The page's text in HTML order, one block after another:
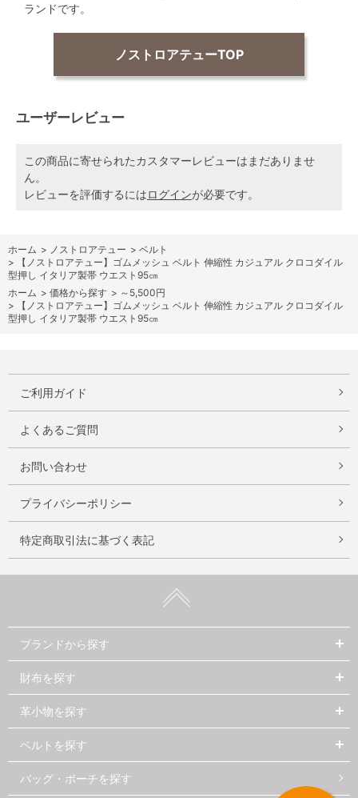
ランドです。
ノストロアテューTOP
ユーザーレビュー
この商品に寄せられたカスタマーレビューはまだありませ
ん。
レビューを評価するにはログインが必要です。
ホーム > ノストロアテュー > ベルト
>
【ノストロアテュー】ゴムメッシュ ベルト 伸縮性 カジュアル クロコダイル
型押し イタリア製帯 ウエスト95㎝
ホーム > 価格から探す > ～5,500円
>
【ノストロアテュー】ゴムメッシュ ベルト 伸縮性 カジュアル クロコダイル
型押し イタリア製帯 ウエスト95㎝
ご利用ガイド
よくあるご質問
お問い合わせ
プライバシーポリシー
特定商取引法に基づく表記
ブランドから探す
財布を探す
革小物を探す
ベルトを探す
バッグ・ポーチを探す